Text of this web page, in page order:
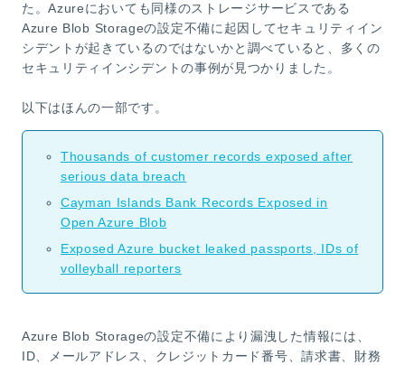
た。Azureにおいても同様のストレージサービスである
Azure Blob Storageの設定不備に起因してセキュリティイン
シデントが起きているのではないかと調べていると、多くの
セキュリティインシデントの事例が見つかりました。
以下はほんの一部です。
Thousands of customer records exposed after
serious data breach
Cayman Islands Bank Records Exposed in
Open Azure Blob
Exposed Azure bucket leaked passports, IDs of
volleyball reporters
Azure Blob Storageの設定不備により漏洩した情報には、
ID、メールアドレス、クレジットカード番号、請求書、財務